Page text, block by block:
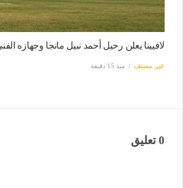
لافيينا يعلن رحيل أحمد نبيل مانجا وجهازه
غير مصنف منذ 15 دقيقة
0 تعليق